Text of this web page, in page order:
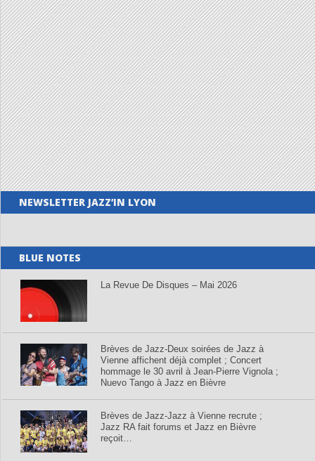
NEWSLETTER JAZZ’IN LYON
BLUE NOTES
La Revue De Disques – Mai 2026
Brèves de Jazz-Deux soirées de Jazz à
Vienne affichent déjà complet ; Concert
hommage le 30 avril à Jean-Pierre Vignola ;
Nuevo Tango à Jazz en Bièvre
Brèves de Jazz-Jazz à Vienne recrute ;
Jazz RA fait forums et Jazz en Bièvre
reçoit…